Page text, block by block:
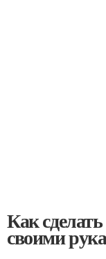
Как
своими